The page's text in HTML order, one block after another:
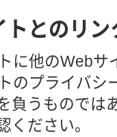
トとのリン
に他のWeb
のプライバシ
負うものでは
ください。